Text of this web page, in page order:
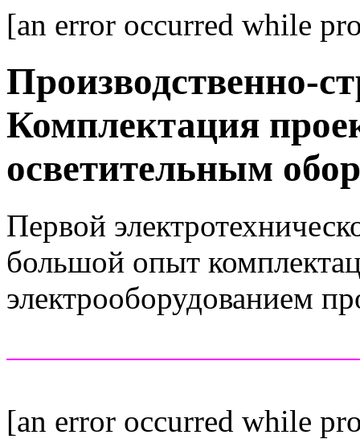
[an error occurred while
Производственно-
Комплектация
осветительным
Первой
большой опыт
электрооборудованием
[an error occurred while